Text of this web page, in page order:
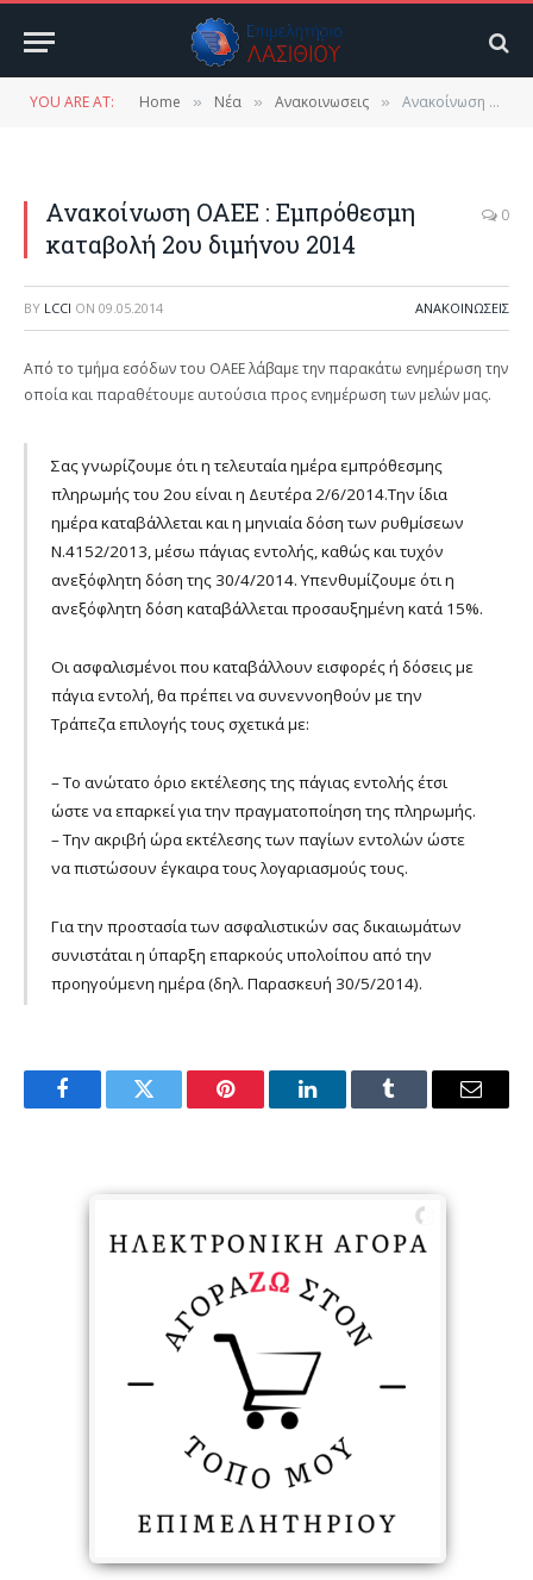
YOU ARE AT: Home » Νέα » Ανακοινωσεις » Ανακοίνωση ΟΑΕΕ : Εμπρόθεσμη καταβολή 2ου διμήνου 2014
Ανακοίνωση ΟΑΕΕ : Εμπρόθεσμη
καταβολή 2ου διμήνου 2014
0
BY LCCI ON 09.05.2014 ΑΝΑΚΟΙΝΩΣΕΙΣ
Από το τμήμα εσόδων του ΟΑΕΕ λάβαμε την παρακάτω ενημέρωση την
οποία και παραθέτουμε αυτούσια προς ενημέρωση των μελών μας.
Σας γνωρίζουμε ότι η τελευταία ημέρα εμπρόθεσμης
πληρωμής του 2ου είναι η Δευτέρα 2/6/2014.Την ίδια
ημέρα καταβάλλεται και η μηνιαία δόση των ρυθμίσεων
Ν.4152/2013, μέσω πάγιας εντολής, καθώς και τυχόν
ανεξόφλητη δόση της 30/4/2014. Υπενθυμίζουμε ότι η
ανεξόφλητη δόση καταβάλλεται προσαυξημένη κατά 15%.
Οι ασφαλισμένοι που καταβάλλουν εισφορές ή δόσεις με
πάγια εντολή, θα πρέπει να συνεννοηθούν με την
Τράπεζα επιλογής τους σχετικά με:
– Το ανώτατο όριο εκτέλεσης της πάγιας εντολής έτσι
ώστε να επαρκεί για την πραγματοποίηση της πληρωμής.
– Την ακριβή ώρα εκτέλεσης των παγίων εντολών ώστε
να πιστώσουν έγκαιρα τους λογαριασμούς τους.
Για την προστασία των ασφαλιστικών σας δικαιωμάτων
συνιστάται η ύπαρξη επαρκούς υπολοίπου από την
προηγούμενη ημέρα (δηλ. Παρασκευή 30/5/2014).
FacebookTwitter Pinterest LinkedInTumblr Email